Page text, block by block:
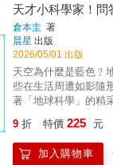
力、降低生活壓力。
圍繞在身邊的大自然
始，即使是住在都市
近公園利用此書進
天才小科學家！問
倉本圭 著
晨星 出版
2026/05/01 出版
天空為什麼是藍色﹖
些在生活周遭如影隨
著「地球科學」的精
腦」邏輯思維的學生
常識的最佳指南！我
個時時刻刻都在變化
9 折 特價 225 元
加入購物車